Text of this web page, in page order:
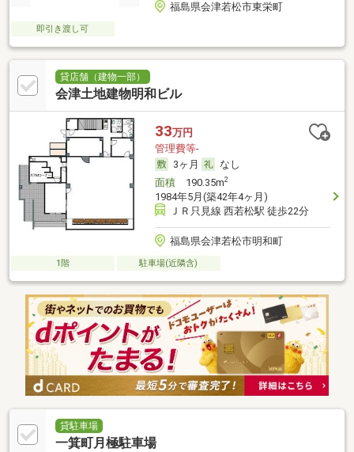
福島県会津若松市東栄町
即引き渡し可
貸店舗（建物一部）
会津土地建物明和ビル
33万円
管理費等-
3ヶ月
なし
面積190.35m2
1984年5月(築42年4ヶ月)
ＪＲ只見線 西若松駅 徒歩22分
福島県会津若松市明和町
1階 駐車場(近隣含)
貸駐車場
一箕町月極駐車場